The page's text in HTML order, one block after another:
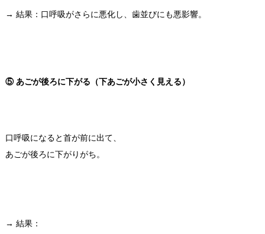
→ 結果：口呼吸がさらに悪化し、歯並びにも悪影響。
⑤ あごが後ろに下がる（下あごが小さく見える）
口呼吸になると首が前に出て、
あごが後ろに下がりがち。
→ 結果：